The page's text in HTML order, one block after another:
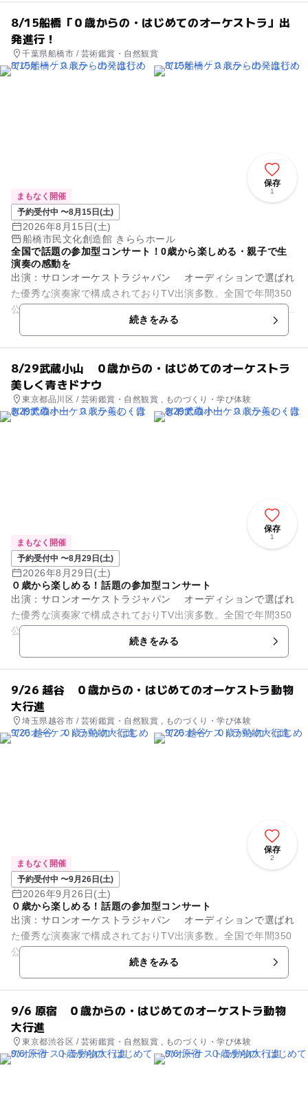
8/15船橋「０歳からの・はじめてのオーケストラ」出
発進行！
千葉県船橋市 / 芸術鑑賞・自然観賞
保存
1
まもなく開催
予約受付中 〜8月15日(土)
2026年8月15日(土)
船橋市民文化創造館 きららホール
全国で話題の参加型コンサート！0歳から楽しめる・親子で生
演奏の感動を
出演：サロンオーケストラジャパン オーディションで選ばれ
た優秀な演奏家で構成されておりTV出演多数。全国で年間350
公演開催の人気団体です。 目の前で繰り広げられるサロンオー
続きをみる
8/29武蔵小山 ０歳からの・はじめてのオーケストラ
美しく青きドナウ
東京都品川区 / 芸術鑑賞・自然観賞 , ものづくり・学び体験
保存
1
まもなく開催
予約受付中 〜8月29日(土)
2026年8月29日(土)
０歳から楽しめる！話題の参加型コンサート
出演：サロンオーケストラジャパン オーディションで選ばれ
た優秀な演奏家で構成されておりTV出演多数。全国で年間350
公演開催の人気団体です。 0歳の赤ちゃんから参加できる、全
続きをみる
9/26 越谷 ０歳からの・はじめてのオーケストラ動物
大行進
埼玉県越谷市 / 芸術鑑賞・自然観賞 , ものづくり・学び体験
保存
2
まもなく開催
予約受付中 〜9月26日(土)
2026年9月26日(土)
０歳から楽しめる！話題の参加型コンサート
出演：サロンオーケストラジャパン オーディションで選ばれ
た優秀な演奏家で構成されておりTV出演多数。全国で年間350
公演開催の人気団体です。 0歳の赤ちゃんから参加できる、全
続きをみる
9/6 原宿 ０歳からの・はじめてのオーケストラ動物
大行進
東京都渋谷区 / 芸術鑑賞・自然観賞 , ものづくり・学び体験